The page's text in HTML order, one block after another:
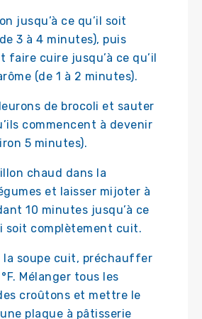
jusqu’à ce qu’il soit
3 à 4 minutes), puis
faire cuire jusqu’à ce qu’il
(de 1 à 2 minutes).
de brocoli et sauter
commencent à devenir
5 minutes).
chaud dans la
et laisser mijoter à
10 minutes jusqu’à ce
soit complètement cuit.
la soupe cuit, préchauffer
Mélanger tous les
croûtons et mettre le
plaque à pâtisserie